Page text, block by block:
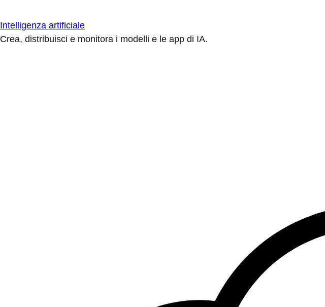
Intelligenza artificiale
Crea, distribuisci e monitora i modelli e le app di IA.